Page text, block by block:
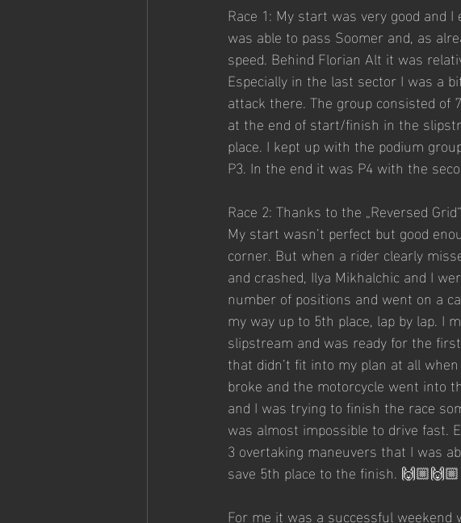
Race 1: My start was very good and
was able to pass Soomer and, as
speed. Behind Florian Alt it was
Especially in the last sector I was a
attack there. The group consisted
at the end of start/finish in the
place. I kept up with the podium
P3. In the end it was P4 with the
Race 2: Thanks to the „Reversed
My start wasn’t perfect but good
corner. But when a rider clearly
and crashed, Ilya Mikhalchic and I
number of positions and went on a
my way up to 5th place, lap by lap. I
slipstream and was ready for the
that didn’t fit into my plan at all
broke and the motorcycle went into
and I was trying to finish the race
was almost impossible to drive fast.
3 overtaking maneuvers that I was
save 5th place to the finish. 🙌🏼🙌🏼
For me it was a successful